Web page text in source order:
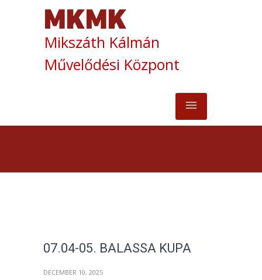
Mikszáth Kálmán
Művelődési Központ
07.04-05. BALASSA KUPA
DECEMBER 10, 2025